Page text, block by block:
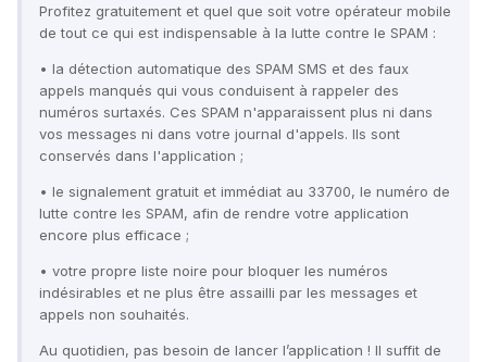
Profitez gratuitement et quel que soit votre opérateur mobile
de tout ce qui est indispensable à la lutte contre le SPAM :
• la détection automatique des SPAM SMS et des faux
appels manqués qui vous conduisent à rappeler des
numéros surtaxés. Ces SPAM n'apparaissent plus ni dans
vos messages ni dans votre journal d'appels. Ils sont
conservés dans l'application ;
• le signalement gratuit et immédiat au 33700, le numéro de
lutte contre les SPAM, afin de rendre votre application
encore plus efficace ;
• votre propre liste noire pour bloquer les numéros
indésirables et ne plus être assailli par les messages et
appels non souhaités.
Au quotidien, pas besoin de lancer l’application ! Il suffit de